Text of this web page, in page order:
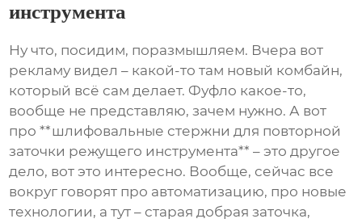
инструмента
Ну что, посидим, поразмышляем. Вчера вот
рекламу видел – какой-то там новый комбайн,
который всё сам делает. Фуфло какое-то,
вообще не представляю, зачем нужно. А вот
про **шлифовальные стержни для повторной
заточки режущего инструмента** – это другое
дело, вот это интересно. Вообще, сейчас все
вокруг говорят про автоматизацию, про новые
технологии, а тут – старая добрая заточка,